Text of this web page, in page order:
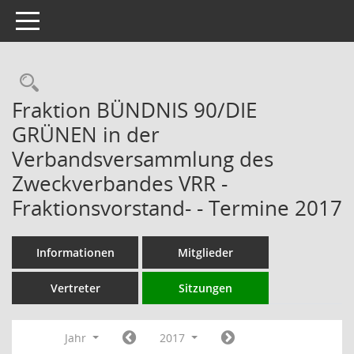
Toggle navigation
Rechercheauswahl
Fraktion BÜNDNIS 90/DIE
GRÜNEN in der
Verbandsversammlung des
Zweckverbandes VRR -
Fraktionsvorstand- - Termine 2017
Informationen Mitglieder
Vertreter Sitzungen
Jahr
2017